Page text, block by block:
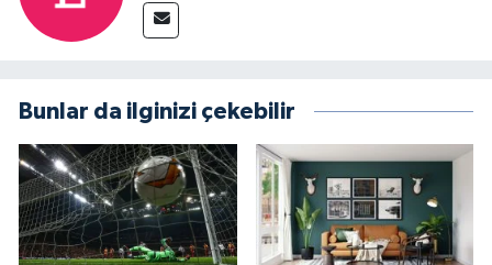
Bunlar da ilginizi çekebilir